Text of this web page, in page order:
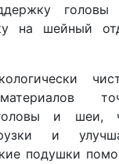
на шейный
и шеи,
и
подушки